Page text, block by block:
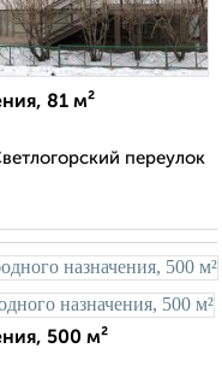
81 м²
переулок
500 м²